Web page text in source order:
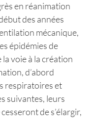
en réanimation
des années
mécanique,
épidémies de
voie à la création
d’abord
respiratoires et
suivantes, leurs
de s’élargir,